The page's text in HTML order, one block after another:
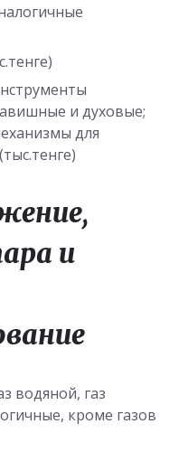
и духовые;
для
и
водяной, газ
кроме газов